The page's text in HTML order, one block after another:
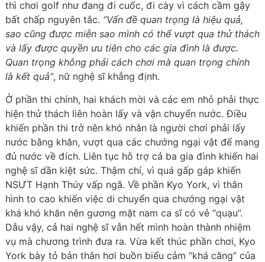
thì chơi golf như đang đi cuốc, đi cày vì cách cầm gậy
bất chấp nguyên tắc. “Vấn đề quan trọng là hiệu quả,
sao cũng được miễn sao mình có thể vượt qua thử thách
và lấy được quyền ưu tiên cho các gia đình là được.
Quan trọng không phải cách chơi mà quan trọng chính
là kết quả”, nữ nghệ sĩ khẳng định.
Ở phần thi chính, hai khách mời và các em nhỏ phải thực
hiện thử thách liên hoàn lấy và vận chuyển nước. Điều
khiến phần thi trở nên khó nhằn là người chơi phải lấy
nước bằng khăn, vượt qua các chướng ngại vật để mang
đủ nước về đích. Liên tục hỗ trợ cả ba gia đình khiến hai
nghệ sĩ dần kiệt sức. Thậm chí, vì quá gấp gáp khiến
NSƯT Hạnh Thúy vấp ngã. Về phần Kyo York, vì thân
hình to cao khiến việc di chuyển qua chướng ngại vật
khá khó khăn nên gương mặt nam ca sĩ có vẻ “quạu”.
Dẫu vậy, cả hai nghệ sĩ vẫn hết mình hoàn thành nhiệm
vụ mà chương trình đưa ra. Vừa kết thúc phần chơi, Kyo
York bày tỏ bản thân hơi buồn biểu cảm “khá căng” của